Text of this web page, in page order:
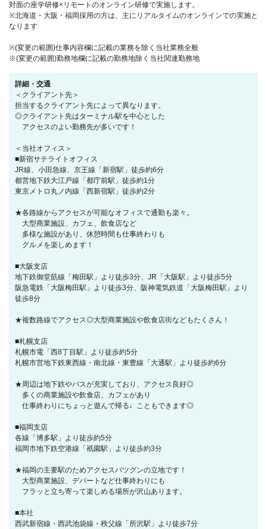
対面の座学研修×リモートのオンライン研修で実施します。
※北海道・大阪・福岡採用の方は、主にリアルタイムのオンラインでの実施と
なります
※(変更の範囲)仕事内容欄に記載の業務を除く当社業務全般
※(変更の範囲)勤務地欄に記載の勤務地除く当社関連勤務地
詳細・交通
＜クライアント先＞
担当するクライアント先によって異なります。
◎クライアント先はターミナル駅を中心とした
アクセスのよい勤務先が多いです！
＜当社オフィス＞
■新宿サテライトオフィス
JR線、小田急線、京王線「新宿駅」徒歩約6分
都営地下鉄大江戸線「都庁前駅」徒歩約1分
東京メトロ丸ノ内線「西新宿駅」徒歩約2分
★各路線からアクセスが可能なオフィスで通勤も楽々。
大型商業施設、カフェ、飲食店など
多様な施設があり、休憩時間も仕事終わりも
グルメを楽しめます！
■大阪支店
地下鉄御堂筋線「梅田駅」より徒歩3分、JR「大阪駅」より徒歩5分
阪急電鉄「大阪梅田駅」より徒歩3分、阪神電気鉄道「大阪梅田駅」より
徒歩8分
★複数路線でアクセス◎大型商業施設や飲食店街などもたくさん！
■札幌支店
札幌市電「西8丁目駅」より徒歩約5分
札幌市営地下鉄東西線・南北線・東豊線「大通駅」より徒歩約6分
★周辺は地下鉄やバスが充実しており、アクセス良好◎
多くの商業施設や飲食店、カフェがあり
仕事終わりにちょっと遊んで帰る♩こともできます◎
■福岡支店
各線「博多駅」より徒歩約5分
福岡市地下鉄空港線「祇園駅」より徒歩約3分
★福岡の主要駅のためアクセスバツグンの立地です！
大型商業施設、デパートなど仕事終わりにも
フラッと立ち寄って楽しめる場所が沢山あります。
■本社
西武新宿線・西武池袋線・秩父線「所沢駅」より徒歩7分